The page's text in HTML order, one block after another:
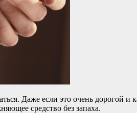
Даже если это очень
средство без запаха.